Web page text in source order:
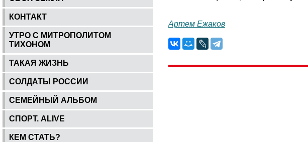
КОНТАКТ
УТРО С МИТРОПОЛИТОМ
ТИХОНОМ
ТАКАЯ ЖИЗНЬ
СОЛДАТЫ РОССИИ
СЕМЕЙНЫЙ АЛЬБОМ
СПОРТ. ALIVE
КЕМ СТАТЬ?
Артем Ежаков